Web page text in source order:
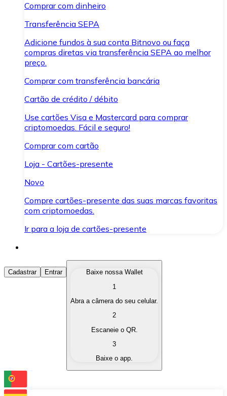
Comprar com dinheiro
Transferência SEPA
Adicione fundos à sua conta Bitnovo ou faça
compras diretas via transferência SEPA ao melhor
preço.
Comprar com transferência bancária
Cartão de crédito / débito
Use cartões Visa e Mastercard para comprar
criptomoedas. Fácil e seguro!
Comprar com cartão
Loja - Cartões-presente
Novo
Compre cartões-presente das suas marcas favoritas
com criptomoedas.
Ir para a loja de cartões-presente
Comprar Criptomoedas
Compre as criptomoedas de seu interesse de forma
Converta suas criptomoedas em moeda fiduciária
Troque uma criptomoeda por outra
Cadastrar Entrar
Baixe nossa Wallet
1
Abra a câmera do seu celular.
2
Escaneie o QR.
3
Baixe o app.